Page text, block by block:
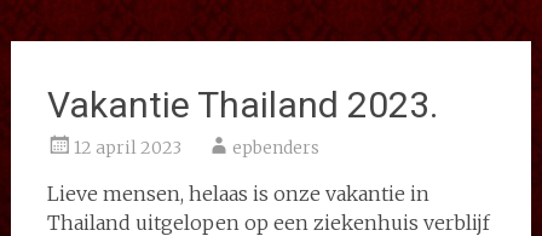
Vakantie Thailand 2023.
12 april 2023 epbenders
Lieve mensen, helaas is onze vakantie in
Thailand uitgelopen op een ziekenhuis verblijf